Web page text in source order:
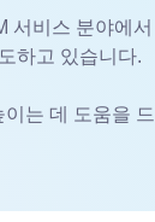
비스 분야에
하고 있습니다.
는 데 도움을